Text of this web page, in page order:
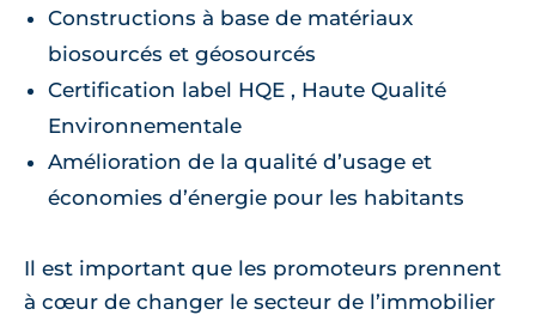
Constructions à base de matériaux
biosourcés et géosourcés
Certification label HQE , Haute Qualité
Environnementale
Amélioration de la qualité d’usage et
économies d’énergie pour les habitants
Il est important que les promoteurs prennent
à cœur de changer le secteur de l’immobilier